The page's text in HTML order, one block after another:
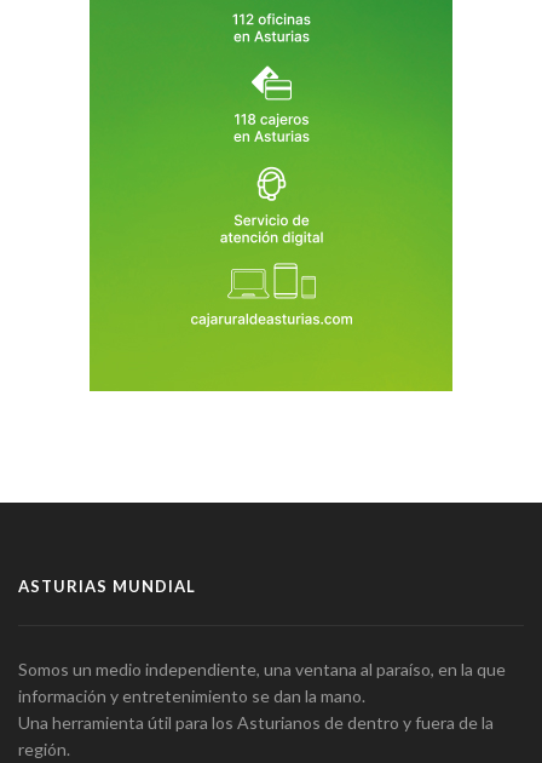
ASTURIAS MUNDIAL
Somos un medio independiente, una ventana al paraíso, en la que
información y entretenimiento se dan la mano.
Una herramienta útil para los Asturianos de dentro y fuera de la
región.